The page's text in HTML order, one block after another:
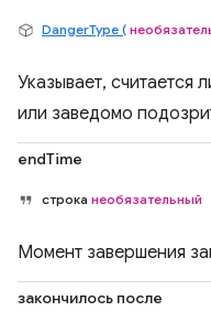
DangerType (
Указывает, считается
или заведомо
endTime
строка необязательный
Момент завершения
закончилось после